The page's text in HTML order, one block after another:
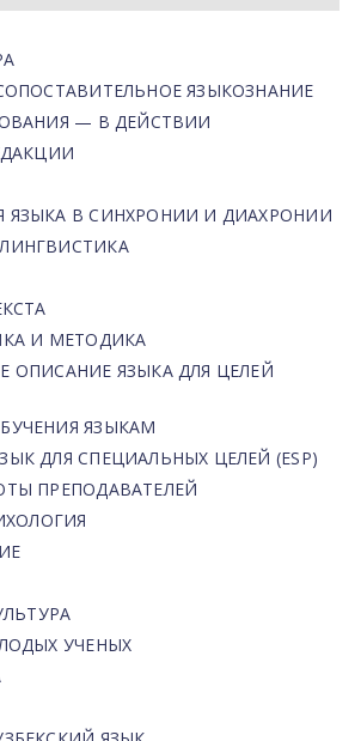
ЯЗЫКОЗНАНИЕ
— В ДЕЙСТВИИ
ЯЗЫКА В СИНХРОНИИ И ДИАХРОНИИ
И МЕТОДИКА
ОПИСАНИЕ ЯЗЫКА ДЛЯ ЦЕЛЕЙ
ЯЗЫКАМ
ДЛЯ СПЕЦИАЛЬНЫХ ЦЕЛЕЙ (ESP)
ПРЕПОДАВАТЕЛЕЙ
УЧЕНЫХ